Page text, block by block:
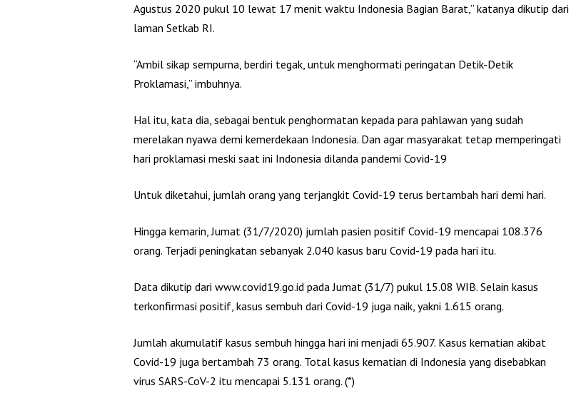
Agustus 2020 pukul 10 lewat 17 menit waktu Indonesia Bagian Barat,” katanya dikutip dari
laman Setkab RI.
“Ambil sikap sempurna, berdiri tegak, untuk menghormati peringatan Detik-Detik
Proklamasi,” imbuhnya.
Hal itu, kata dia, sebagai bentuk penghormatan kepada para pahlawan yang sudah
merelakan nyawa demi kemerdekaan Indonesia. Dan agar masyarakat tetap memperingati
hari proklamasi meski saat ini Indonesia dilanda pandemi Covid-19
Untuk diketahui, jumlah orang yang terjangkit Covid-19 terus bertambah hari demi hari.
Hingga kemarin, Jumat (31/7/2020) jumlah pasien positif Covid-19 mencapai 108.376
orang. Terjadi peningkatan sebanyak 2.040 kasus baru Covid-19 pada hari itu.
Data dikutip dari www.covid19.go.id pada Jumat (31/7) pukul 15.08 WIB. Selain kasus
terkonfirmasi positif, kasus sembuh dari Covid-19 juga naik, yakni 1.615 orang.
Jumlah akumulatif kasus sembuh hingga hari ini menjadi 65.907. Kasus kematian akibat
Covid-19 juga bertambah 73 orang. Total kasus kematian di Indonesia yang disebabkan
virus SARS-CoV-2 itu mencapai 5.131 orang. (*)